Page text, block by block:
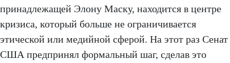
принадлежащей Элону Маску, находится в центре
кризиса, который больше не ограничивается
этической или медийной сферой. На этот раз Сенат
США предпринял формальный шаг, сделав это